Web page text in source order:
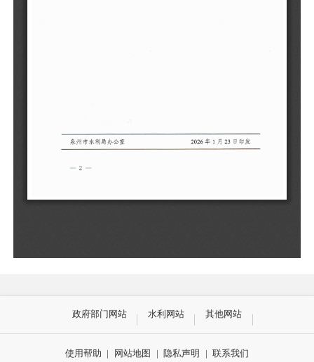
政府部门网站 水利网站 其他网站
使用帮助 | 网站地图 | 隐私声明 | 联系我们